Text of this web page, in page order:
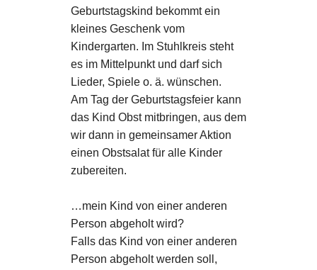
Geburtstagskind bekommt ein
kleines Geschenk vom
Kindergarten. Im Stuhlkreis steht
es im Mittelpunkt und darf sich
Lieder, Spiele o. ä. wünschen.
Am Tag der Geburtstagsfeier kann
das Kind Obst mitbringen, aus dem
wir dann in gemeinsamer Aktion
einen Obstsalat für alle Kinder
zubereiten.
…mein Kind von einer anderen
Person abgeholt wird?
Falls das Kind von einer anderen
Person abgeholt werden soll,